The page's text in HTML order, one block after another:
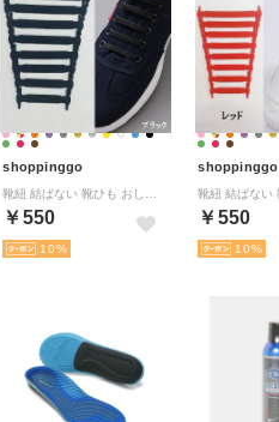
shoppinggo
￥550
10
shoppinggo
￥550
10